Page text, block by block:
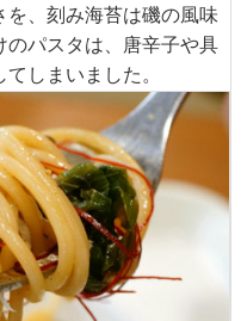
、刻み海苔は磯の風味
のパスタは、唐辛子や具
しまいました。